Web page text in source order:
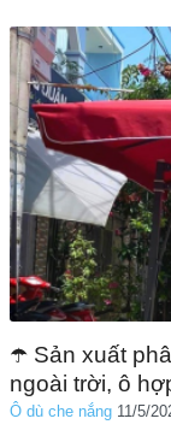
☂️ Sản xuất
ngoài trời, ô
Ô dù che nắng 11/5/